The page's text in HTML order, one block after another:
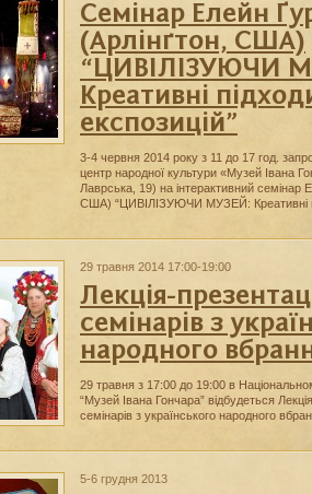
Cемінар Елейн
(Арлінґтон, США)
“ЦИВІЛІЗУЮЧИ
Креативні
експозицій”
3-4 червня 2014 року з 11 до 17 год.
центр народної культури «Музей Івана
Лаврська, 19) на інтерактивний семінар
США) “ЦИВІЛІЗУЮЧИ МУЗЕЙ: Креативні
29 травня 2014 17:00-19:00
Лекція-
семінарів з
народного
29 травня з 17:00 до 19:00 в
“Музей Івана Гончара” відбудеться
семінарів з українського народного
5-6 грудня 2013